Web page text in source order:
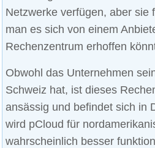
Netzwerke verfügen, aber sie
man es sich von einem
Rechenzentrum erhoffen
Obwohl das Unternehmen
Schweiz hat, ist dieses
ansässig und befindet sich in
wird pCloud für
wahrscheinlich besser